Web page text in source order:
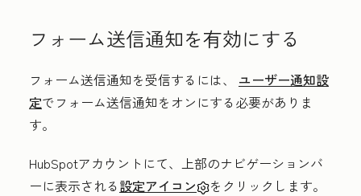
フォーム送信通知を有効にする
フォーム送信通知を受信するには、 ユーザー通知設
定でフォーム送信通知をオンにする必要がありま
す。
HubSpotアカウントにて、上部のナビゲーションバ
ーに表示される設定アイコン
をクリックします。